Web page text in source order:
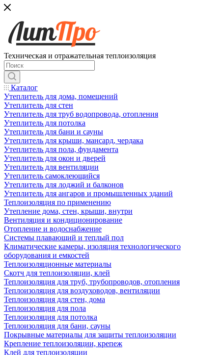
Техническая и отражательная теплоизоляция
Каталог
Утеплитель для дома, помещений
Утеплитель для стен
Утеплитель для труб водопровода, отопления
Утеплитель для потолка
Утеплитель для бани и сауны
Утеплитель для крыши, мансард, чердака
Утеплитель для пола, фундамента
Утеплитель для окон и дверей
Утеплитель для вентиляции
Утеплитель самоклеющийся
Утеплитель для лоджий и балконов
Утеплитель для ангаров и промышленных зданий
Теплоизоляция по применению
Утепление дома, стен, крыши, внутри
Вентиляция и кондиционирование
Отопление и водоснабжение
Системы плавающий и теплый пол
Климатические камеры, изоляция технологического
оборудования и емкостей
Теплоизоляционные материалы
Скотч для теплоизоляции, клей
Теплоизоляция для труб, трубопроводов, отопления
Теплоизоляция для воздуховодов, вентиляции
Теплоизоляция для стен, дома
Теплоизоляция для пола
Теплоизоляция для потолка
Теплоизоляция для бани, сауны
Покрывные материалы для защиты теплоизоляции
Крепление теплоизоляции, крепеж
Клей для теплоизоляции